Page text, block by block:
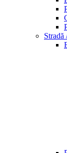
Stradă